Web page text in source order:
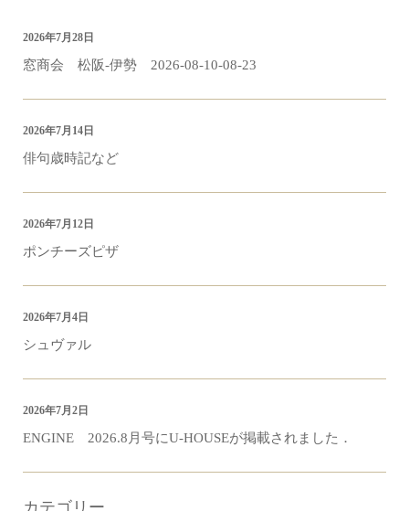
窓商会 松阪-伊勢 2026-08-10-08-23
2026年7月28日
俳句歳時記など
2026年7月14日
ポンチーズピザ
2026年7月12日
シュヴァル
2026年7月4日
ENGINE 2026.8月号にU-HOUSEが掲載されました．
2026年7月2日
カテゴリー